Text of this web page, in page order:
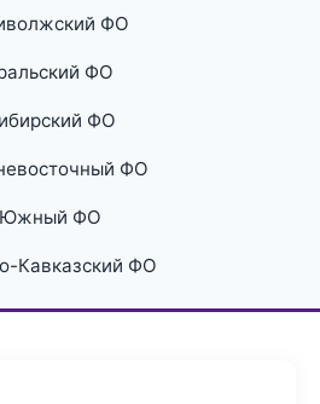
ФО
ФО
ФО
ФО
Южный ФО
Кавказский ФО